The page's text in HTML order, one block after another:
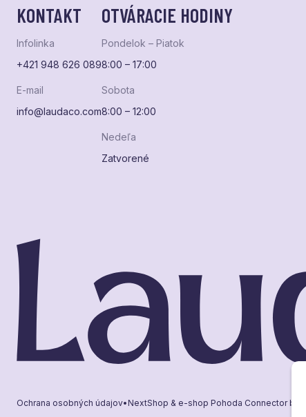
KONTAKT
Infolinka
+421 948 626 089
E-mail
info@laudaco.com
OTVÁRACIE HODINY
Pondelok – Piatok
8:00 – 17:00
Sobota
8:00 – 12:00
Nedeľa
Zatvorené
Ochrana osobných údajov• NextShop & e-shop Pohoda Connectorby